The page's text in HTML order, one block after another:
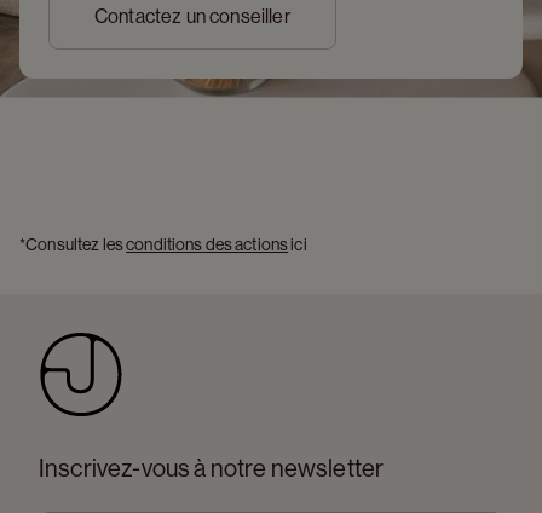
Contactez un conseiller
*Consultez les conditions des actions ici
Inscrivez-vous à notre newsletter